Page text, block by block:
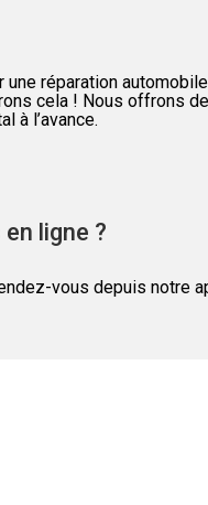
réparation
cela ! Nous offrons
à l’avance.
ligne ?
vous depuis notre